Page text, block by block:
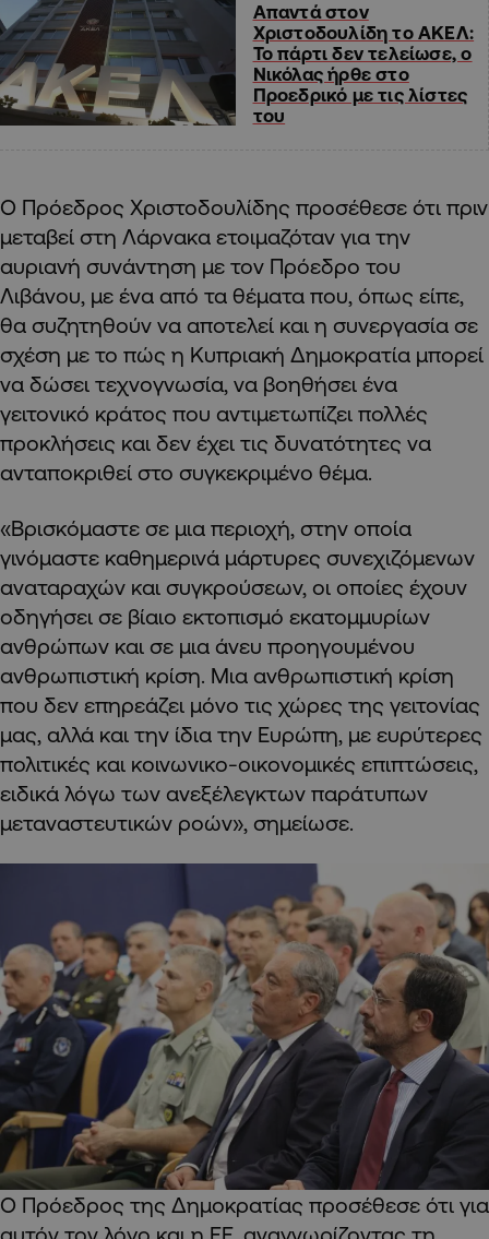
Απαντά στον
Χριστοδουλίδη το ΑΚΕΛ:
Το πάρτι δεν τελείωσε, ο
Νικόλας ήρθε στο
Προεδρικό με τις λίστες
του
Ο Πρόεδρος Χριστοδουλίδης προσέθεσε ότι πριν
μεταβεί στη Λάρνακα ετοιμαζόταν για την
αυριανή συνάντηση με τον Πρόεδρο του
Λιβάνου, με ένα από τα θέματα που, όπως είπε,
θα συζητηθούν να αποτελεί και η συνεργασία σε
σχέση με το πώς η Κυπριακή Δημοκρατία μπορεί
να δώσει τεχνογνωσία, να βοηθήσει ένα
γειτονικό κράτος που αντιμετωπίζει πολλές
προκλήσεις και δεν έχει τις δυνατότητες να
ανταποκριθεί στο συγκεκριμένο θέμα.
«Βρισκόμαστε σε μια περιοχή, στην οποία
γινόμαστε καθημερινά μάρτυρες συνεχιζόμενων
αναταραχών και συγκρούσεων, οι οποίες έχουν
οδηγήσει σε βίαιο εκτοπισμό εκατομμυρίων
ανθρώπων και σε μια άνευ προηγουμένου
ανθρωπιστική κρίση. Μια ανθρωπιστική κρίση
που δεν επηρεάζει μόνο τις χώρες της γειτονίας
μας, αλλά και την ίδια την Ευρώπη, με ευρύτερες
πολιτικές και κοινωνικο-οικονομικές επιπτώσεις,
ειδικά λόγω των ανεξέλεγκτων παράτυπων
μεταναστευτικών ροών», σημείωσε.
Ο Πρόεδρος της Δημοκρατίας προσέθεσε ότι για
αυτόν τον λόγο και η ΕΕ, αναγνωρίζοντας τη